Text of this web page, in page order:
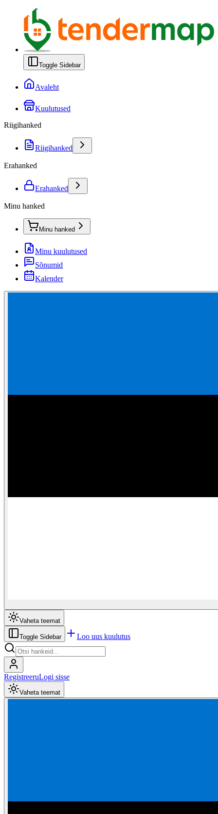
Toggle Sidebar
Avaleht
Kuulutused
Riigihanked
Riigihanked
Erahanked
Erahanked
Minu hanked
Minu hanked
Minu kuulutused
Sõnumid
Kalender
Vaheta teemat
Toggle Sidebar Loo uus kuulutus
RegistreeruLogi sisse
Vaheta teemat